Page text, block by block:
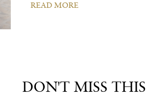
READ MORE
DON'T MISS THIS